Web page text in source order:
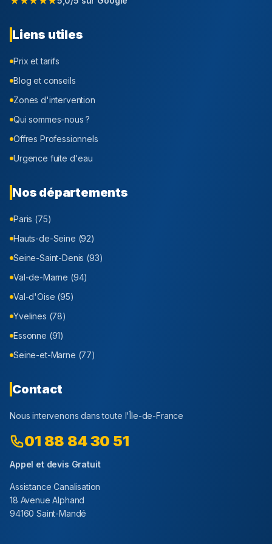
Liens utiles
Prix et tarifs
Blog et conseils
Zones d'intervention
Qui sommes-nous ?
Offres Professionnels
Urgence fuite d'eau
Nos départements
Paris (75)
Hauts-de-Seine (92)
Seine-Saint-Denis (93)
Val-de-Marne (94)
Val-d'Oise (95)
Yvelines (78)
Essonne (91)
Seine-et-Marne (77)
Contact
Nous intervenons dans toute l'Île-de-France
01 88 84 30 51
Appel et devis Gratuit
Assistance Canalisation
18 Avenue Alphand
94160 Saint-Mandé